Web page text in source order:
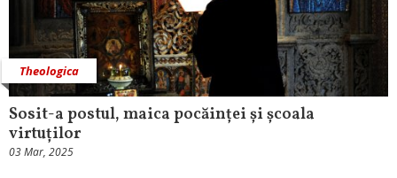
Theologica
Sosit-a postul, maica pocăinței și școala
virtuților
03 Mar, 2025